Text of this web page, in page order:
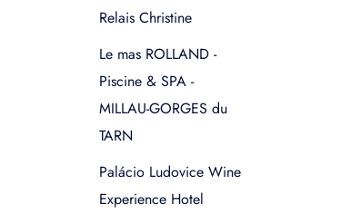
Relais Christine
Le mas ROLLAND -
Piscine & SPA -
MILLAU-GORGES du
TARN
Palácio Ludovice Wine
Experience Hotel